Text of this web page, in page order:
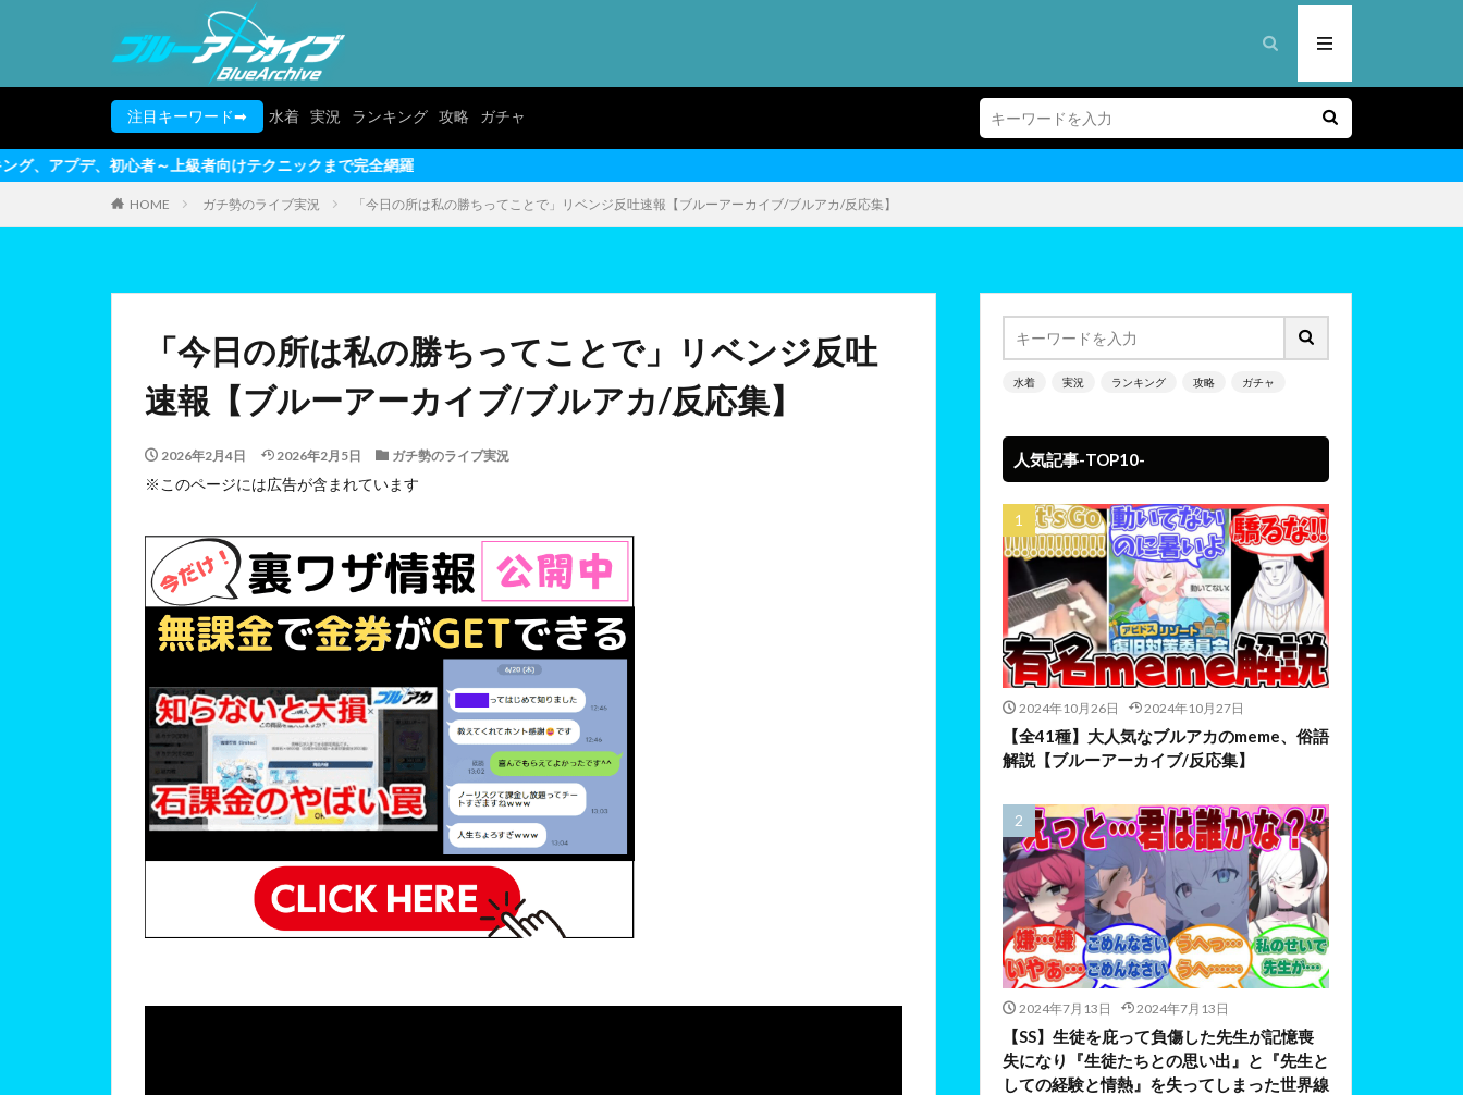
注目キーワード➡ 水着 実況 ランキング 攻略 ガチャ
上級者向けテクニックまで完全網羅
HOME ガチ勢のライブ実況 「今日の所は私の勝ちってことで」リベンジ反吐速報【ブルーアーカイブ/ブルアカ/反応集】
「今日の所は私の勝ちってことで」リベンジ反吐
速報【ブルーアーカイブ/ブルアカ/反応集】
2026年2月4日 2026年2月5日 ガチ勢のライブ実況
※このページには広告が含まれています
水着 実況 ランキング 攻略 ガチャ
人気記事-TOP10-
2024年10月26日 2024年10月27日
【全41種】大人気なブルアカのmeme、俗語
解説【ブルーアーカイブ/反応集】
2024年7月13日 2024年7月13日
【SS】生徒を庇って負傷した先生が記憶喪
失になり『生徒たちとの思い出』と『先生と
しての経験と情熱』を失ってしまった世界線